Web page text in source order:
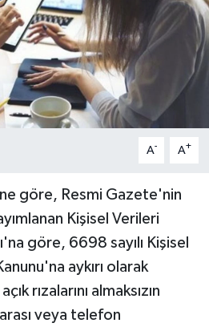
A- A+
göre, Resmi Gazete'nin
Kişisel Verileri
göre, 6698 sayılı Kişisel
aykırı olarak
rızalarını almaksızın
veya telefon